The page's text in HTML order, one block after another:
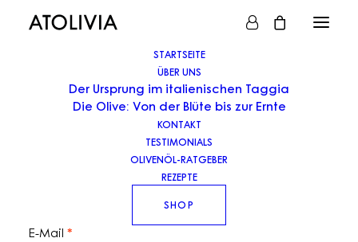
STARTSEITE
ÜBER UNS
Der Ursprung im italienischen Taggia
Die Olive: Von der Blüte bis zur Ernte
KONTAKT
TESTIMONIALS
OLIVENÖL-RATGEBER
REZEPTE
SHOP
VERTRAG WIDERRUFEN
erforderlich
E-Mail *erforderlich